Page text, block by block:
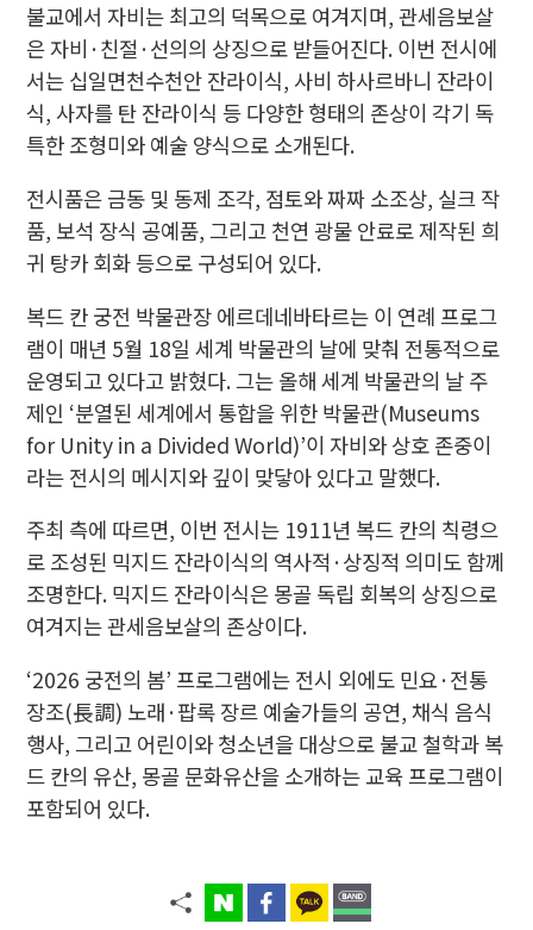
불교에서 자비는 최고의 덕목으로 여겨지며, 관세음보살
은 자비·친절·선의의 상징으로 받들어진다. 이번 전시에
서는 십일면천수천안 잔라이식, 사비 하사르바니 잔라이
식, 사자를 탄 잔라이식 등 다양한 형태의 존상이 각기 독
특한 조형미와 예술 양식으로 소개된다.
전시품은 금동 및 동제 조각, 점토와 짜짜 소조상, 실크 작
품, 보석 장식 공예품, 그리고 천연 광물 안료로 제작된 희
귀 탕카 회화 등으로 구성되어 있다.
복드 칸 궁전 박물관장 에르데네바타르는 이 연례 프로그
램이 매년 5월 18일 세계 박물관의 날에 맞춰 전통적으로
운영되고 있다고 밝혔다. 그는 올해 세계 박물관의 날 주
제인 ‘분열된 세계에서 통합을 위한 박물관(Museums
for Unity in a Divided World)’이 자비와 상호 존중이
라는 전시의 메시지와 깊이 맞닿아 있다고 말했다.
주최 측에 따르면, 이번 전시는 1911년 복드 칸의 칙령으
로 조성된 믹지드 잔라이식의 역사적·상징적 의미도 함께
조명한다. 믹지드 잔라이식은 몽골 독립 회복의 상징으로
여겨지는 관세음보살의 존상이다.
‘2026 궁전의 봄’ 프로그램에는 전시 외에도 민요·전통
장조(長調) 노래·팝록 장르 예술가들의 공연, 채식 음식
행사, 그리고 어린이와 청소년을 대상으로 불교 철학과 복
드 칸의 유산, 몽골 문화유산을 소개하는 교육 프로그램이
포함되어 있다.